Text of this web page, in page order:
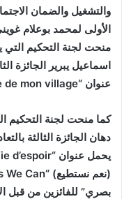
والتشغيل والضمان
الأولى لمحمد بوعلام
منحت لجنة التحكيم التي
اسماعيل يبرير الجائزة
عنوان “de mon village
كما منحت لجنة التحكيم
دهان الجائزة الثالثة
يحمل عنوان “d’espoir
(نعم نستطيع) “We Can
بصري” للفائزين من قبل